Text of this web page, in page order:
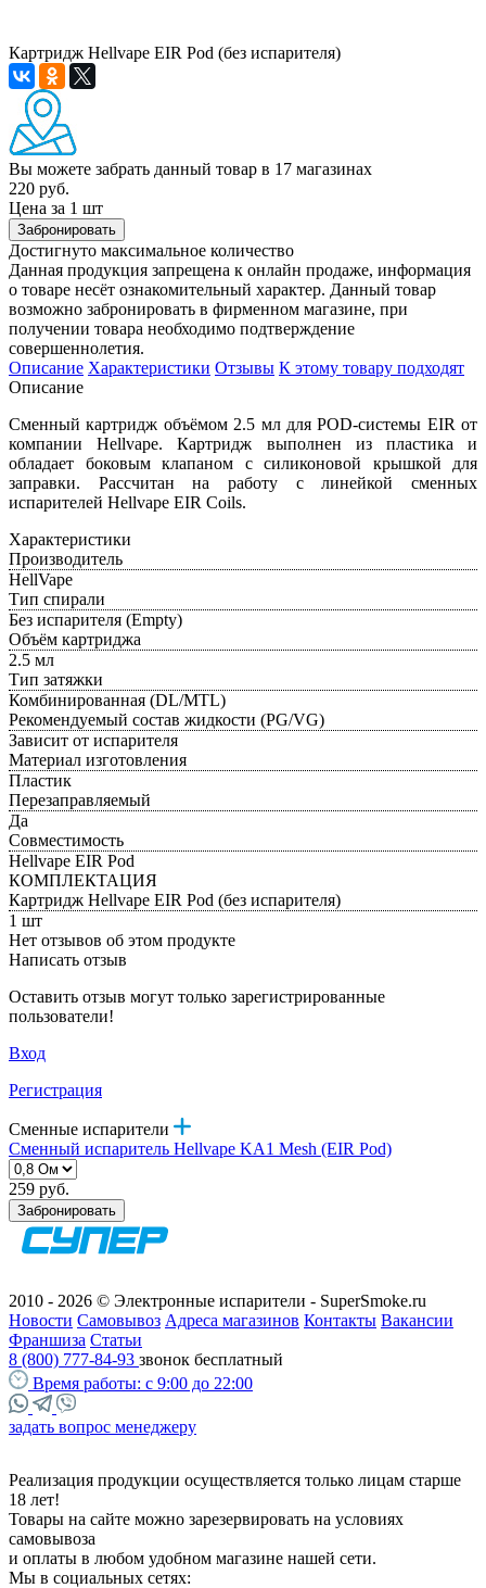
Картридж Hellvape EIR Pod (без испарителя)
Вы можете забрать данный товар в 17 магазинах
220 руб.
Цена за 1 шт
Забронировать
Достигнуто максимальное количество
Данная продукция запрещена к онлайн продаже, информация
о товаре несёт ознакомительный характер. Данный товар
возможно забронировать в фирменном магазине, при
получении товара необходимо подтверждение
совершеннолетия.
Описание Характеристики Отзывы К этому товару подходят
Описание
Сменный картридж объёмом 2.5 мл для POD-системы EIR от
компании Hellvape. Картридж выполнен из пластика и
обладает боковым клапаном с силиконовой крышкой для
заправки. Рассчитан на работу с линейкой сменных
испарителей Hellvape EIR Coils.
Характеристики
Производитель
HellVape
Тип спирали
Без испарителя (Empty)
Объём картриджа
2.5 мл
Тип затяжки
Комбинированная (DL/MTL)
Рекомендуемый состав жидкости (PG/VG)
Зависит от испарителя
Материал изготовления
Пластик
Перезаправляемый
Да
Совместимость
Hellvape EIR Pod
КОМПЛЕКТАЦИЯ
Картридж Hellvape EIR Pod (без испарителя)
1 шт
Нет отзывов об этом продукте
Написать отзыв
Оставить отзыв могут только зарегистрированные
пользователи!
Вход
Регистрация
Сменные испарители
Сменный испаритель Hellvape KA1 Mesh (EIR Pod)
259 руб.
Забронировать
2010 - 2026 © Электронные испарители - SuperSmoke.ru
Новости Самовывоз Адреса магазинов Контакты Вакансии
Франшиза Статьи
8 (800) 777-84-93 звонок бесплатный
Время работы: с 9:00 до 22:00
задать вопрос менеджеру
Реализация продукции осуществляется только лицам старше
18 лет!
Товары на сайте можно зарезервировать на условиях
самовывоза
и оплаты в любом удобном магазине нашей сети.
Мы в социальных сетях: